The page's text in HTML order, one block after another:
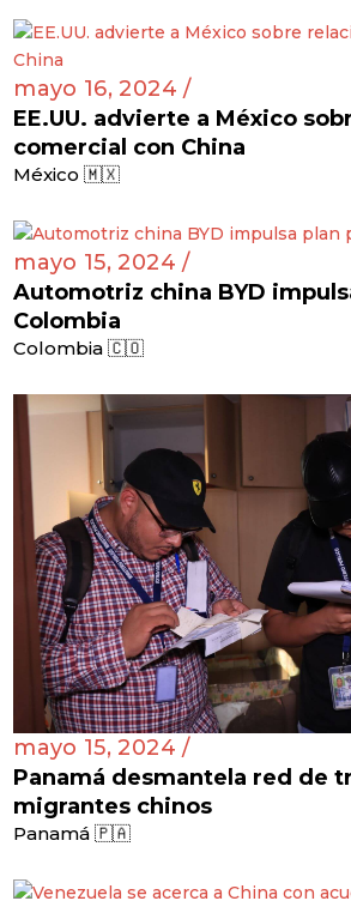
mayo 16, 2024 /
EE.UU. advierte a México
comercial con China
México 🇲🇽
mayo 15, 2024 /
Automotriz china BYD
Colombia
Colombia 🇨🇴
mayo 15, 2024 /
Panamá desmantela red de
migrantes chinos
Panamá 🇵🇦